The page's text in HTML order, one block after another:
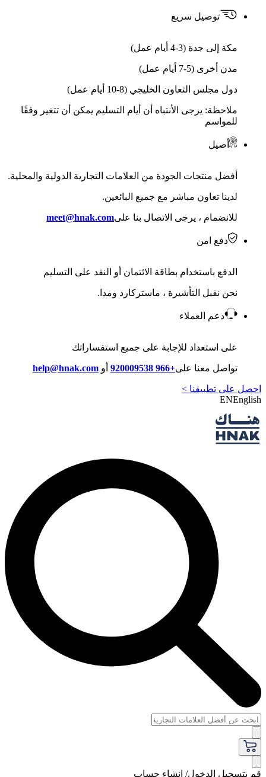
توصيل سريع
مكة إلى جدة (3-4 أيام عمل)
مدن أخرى (5-7 أيام عمل)
دول مجلس التعاون الخليجي (8-10 أيام عمل)
ملاحظة: يرجى الأنتباه أن أيام التسليم يمكن أن تتغير وفقًا
للمواسم
أصيل
أفضل منتجات الجودة من العلامات التجارية الدولية والمحلية.
لدينا تعاون مباشر مع جميع البائعين.
للانضمام ، يرجى الاتصال بنا علىmeet@hnak.com
دفع امن
الدفع باستخدام بطاقة الائتمان أو النقد على التسليم
نحن نقبل التأشيرة ، ماستركارد ومدا.
دعم العملاء
على استعداد للإجابة على جميع استفساراتك
تواصل معنا على+966 920009538 أو help@hnak.com
احصل على تطبيقنا >
ENEnglish
قم بتسجيل الدخول/ إنشاء حساب